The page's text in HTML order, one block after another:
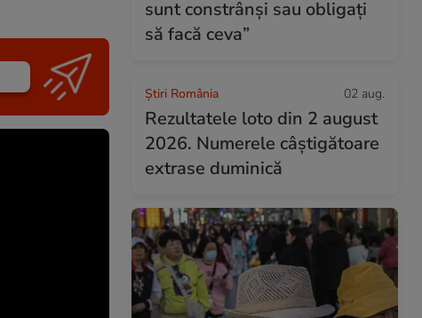
sunt constrânși sau obligați
să facă ceva”
Știri România 02 aug.
Rezultatele loto din 2 august
2026. Numerele câștigătoare
extrase duminică